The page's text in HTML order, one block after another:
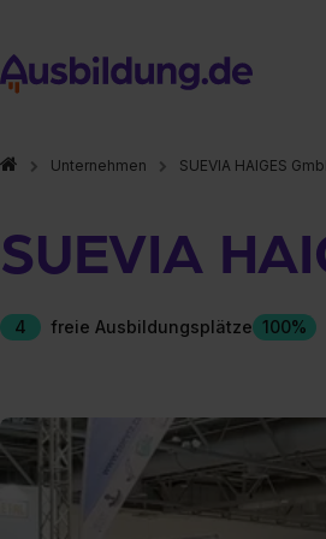
Unternehmen SUEVIA HAIGES
SUEVIA
4 freie Ausbildungsplätze 100%